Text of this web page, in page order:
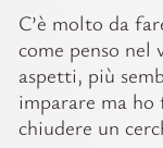
C’è molto da
come penso nel
aspetti, più
imparare ma ho
chiudere un